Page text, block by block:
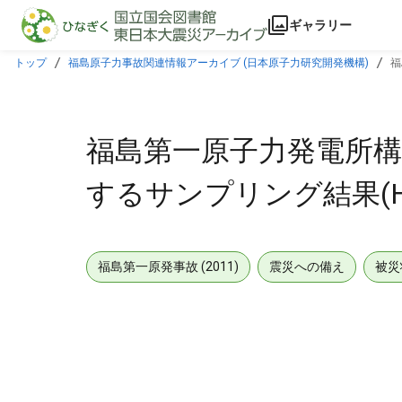
本文に飛ぶ
ギャラリー
トップ 福島原子力事故関連情報アーカイブ (日本原子力研究開発機構)
福島第一原子力発電所
するサンプリング結果
福島第一原発事故 (2011) 震災への備え 被災